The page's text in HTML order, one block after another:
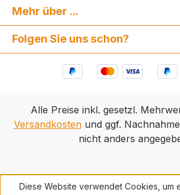
Mehr über ...
Folgen Sie uns schon?
Alle Preise inkl. gesetzl.
Versandkostenund ggf.
nicht anders
Diese Website verwendet Cookies, um